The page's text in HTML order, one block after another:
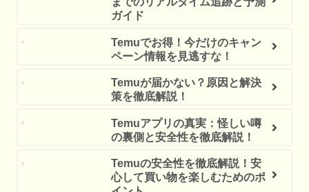
ガイド
Temuでお得！今だけのキャン
ペーン情報を見逃すな！
Temuが届かない？原因と解決
策を徹底解説！
Temuアプリの真実：怪しい噂
の裏側と安全性を徹底解説！
Temuの安全性を徹底解説！安
心して買い物を楽しむためのポ